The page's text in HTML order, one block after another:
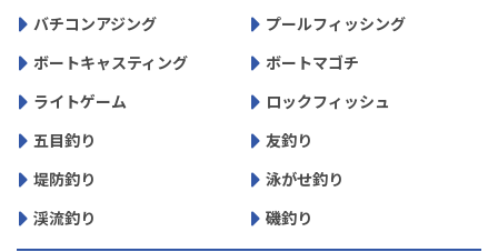
バチコンアジング
プールフィッシング
ボートキャスティング
ボートマゴチ
ライトゲーム
ロックフィッシュ
五目釣り
友釣り
堤防釣り
泳がせ釣り
渓流釣り
磯釣り